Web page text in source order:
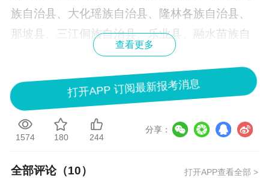
族自治县、大化瑶族自治县、隆林各族自治县、
那坡县、三江侗族自治县、乐业县、融水苗族自
治县、凤山县、东兰县、德保县、天等县、罗城
仫佬族自治县、昭平县、靖西市、巴马瑶族自治
县、凌云县、马山县、忻城县、田林县、环江毛
南族自治县。
二、核查所需材料
在我区单独划线合格人员名单中的考生，需提
查看更多
打开APP 订阅最新报考消息
1574 180 244
分享：
全部评论（10） 打开APP查看全部 >